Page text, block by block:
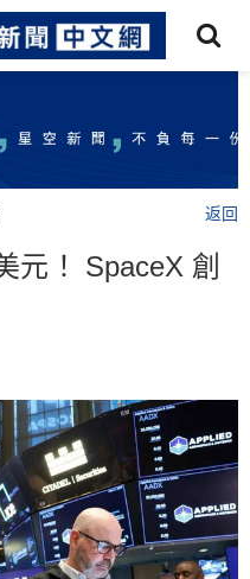
返回
元 ！SpaceX 創